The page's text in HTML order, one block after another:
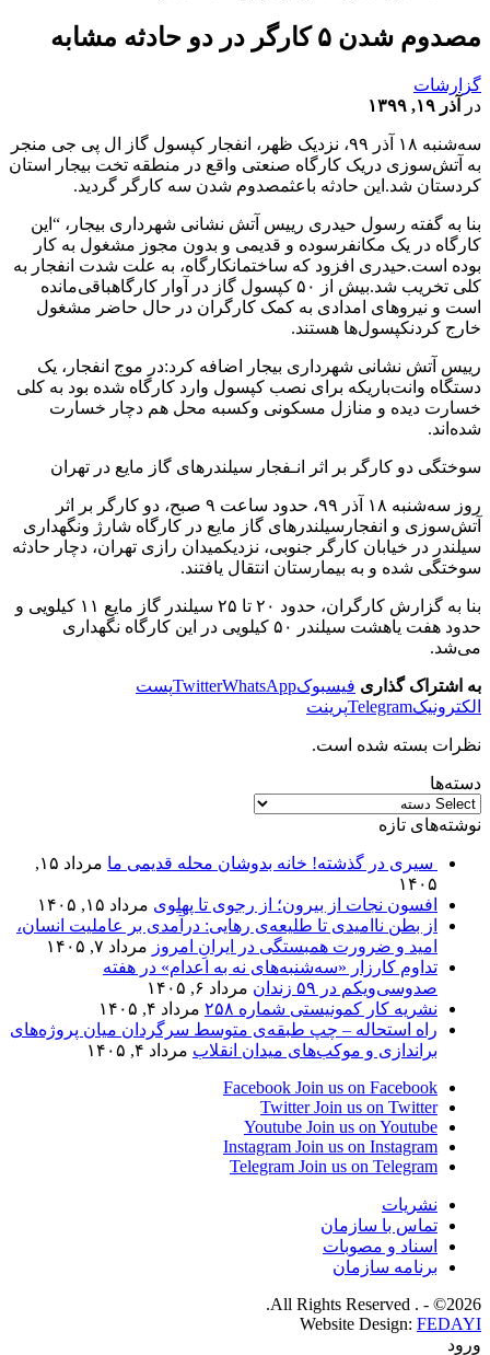
مصدوم شدن ۵ کارگر در دو حادثه مشابه
گزارشات
در
آذر ۱۹, ۱۳۹۹
سه‌شنبه ۱۸ آذر ۹۹، نزدیک ظهر، انفجار کپسول گاز ال پی جی منجر
به آتش‌سوزی در یک کارگاه صنعتی واقع در منطقه تخت بیجار
استان
کردستان شد. این حادثه باعثمصدوم شدن سه کارگر گردید.
بنا به گفته رسول حیدری رییس آتش نشانی شهرداری بیجار، “ این
کارگاه در یک مکانفرسوده و قدیمی و بدون مجوز مشغول به کار
بوده است.حیدری افزود که ساختمانکارگاه، به علت شدت انفجار به
کلی تخریب شد.بیش از ۵۰ کپسول گاز در آوار کارگاهباقی‌مانده
است و نیروهای امدادی به کمک کارگران در حال حاضر مشغول
خارج کردنکپسول‌ها هستند.
رییس آتش نشانی شهرداری بیجار اضافه کرد:در موج انفجار، یک
دستگاه وانت‌باریکه برای نصب کپسول وارد کارگاه شده بود به کلی
خسارت دیده و منازل مسکونی وکسبه محل هم دچار خسارت
شده‌اند.
سوختگی دو کارگر بر اثر انـفجار سیلندرهای گاز مایع در تهران
روز سه‌شنبه ۱۸ آذر ۹۹، حدود ساعت ۹ صبح، دو کارگر بر
اثر
آتش‌سوزی و انفجار سیلندرهای گاز مایع در کارگاه شارژ ونگهداری
سیلندر در خیابان کارگر جنوبی، نزدیکمیدان رازی تهران، دچار حادثه
سوختگی شده و به بیمارستان انتقال یافتند.
بنا به گزارش کارگران، حدود ۲۰ تا ۲۵ سیلندر گاز مایع ۱۱ کیلویی و
حدود هفت یاهشت سیلندر ۵۰ کیلویی در این کارگاه نگهداری
می‌شد.
به اشتراک گذاری فیسبوک TwitterWhatsApp
پست
الکترونیکTelegramپرینت
نظرات بسته شده است.
دسته‌ها
نوشته‌های تازه
سیری در گذشته! خانه بدوشان محله قدیمی ما
مرداد ۱۵,
۱۴۰۵
افسون نجات از بیرون؛ از رجوی تا پهلوی مرداد ۱۵, ۱۴۰۵
از بطن ناامیدی تا طلیعه‌ی رهایی: درآمدی بر عاملیت انسان،
امید و ضرورت همبستگی در ایرانِ امروز مرداد ۷, ۱۴۰۵
تداوم کارزار «سه‌شنبه‌های نه به اعدام» در هفته
صدوسی‌و‌یکم در ۵۹ زندان
مرداد ۶, ۱۴۰۵
نشریه کار کمونیستی شماره ۲۵۸
مرداد ۴, ۱۴۰۵
راه استحاله – چپ طبقه‌ی متوسط سرگردان میان پروژه‌های
براندازی و موکب‌های میدان انقلاب مرداد ۴, ۱۴۰۵
Facebook Join us on Facebook
Twitter Join us on Twitter
Youtube Join us on Youtube
Instagram Join us on Instagram
Telegram Join us on Telegram
نشریات
تماس با سازمان
اسناد و مصوبات
برنامه سازمان
2026© - . All Rights Reserved.
Website Design: FEDAYI
ورود